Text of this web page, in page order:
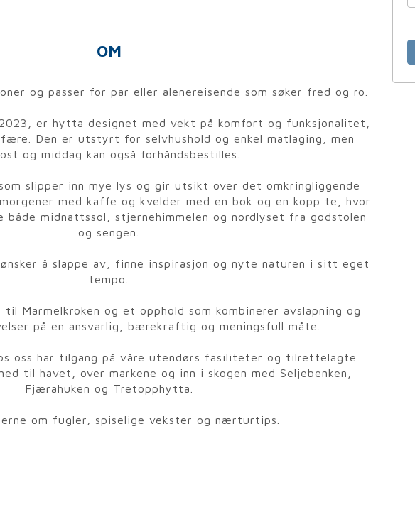
OM
og passer for par eller alenereisende som søker fred og ro.
er hytta designet med vekt på komfort og funksjonalitet,
Den er utstyrt for selvhushold og enkel matlaging, men
og middag kan også forhåndsbestilles.
slipper inn mye lys og gir utsikt over det omkringliggende
med kaffe og kvelder med en bok og en kopp te, hvor
både midnattssol, stjernehimmelen og nordlyset fra godstolen
og sengen.
å slappe av, finne inspirasjon og nyte naturen i sitt eget
tempo.
til Marmelkroken og et opphold som kombinerer avslapning og
på en ansvarlig, bærekraftig og meningsfull måte.
oss har tilgang på våre utendørs fasiliteter og tilrettelagte
til havet, over markene og inn i skogen med Seljebenken,
Fjærahuken og Tretopphytta.
om fugler, spiselige vekster og nærturtips.